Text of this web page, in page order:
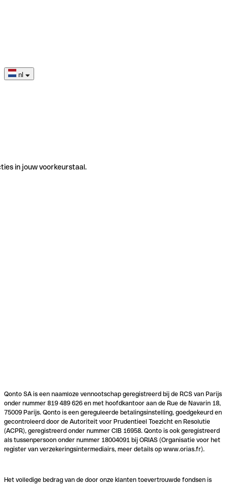
nl
in jouw voorkeurstaal.
Qonto SA is een naamloze vennootschap geregistreerd bij de RCS van Parijs
onder nummer 819 489 626 en met hoofdkantoor aan de Rue de Navarin 18,
75009 Parijs. Qonto is een gereguleerde betalingsinstelling, goedgekeurd en
gecontroleerd door de Autoriteit voor Prudentieel Toezicht en Resolutie
(ACPR), geregistreerd onder nummer CIB 16958. Qonto is ook geregistreerd
als tussenpersoon onder nummer 18004091 bij ORIAS (Organisatie voor het
register van verzekeringsintermediairs, meer details op www.orias.fr).
Het volledige bedrag van de door onze klanten toevertrouwde fondsen is